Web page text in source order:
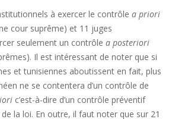
à exercer le contrôle a priori
cour suprême) et 11 juges
seulement un contrôle a posteriori
Il est intéressant de noter que si
et tunisiennes aboutissent en fait, plus
ne se contentera d’un contrôle de
c’est-à-dire d’un contrôle préventif
la loi. En outre, il faut noter que sur 21